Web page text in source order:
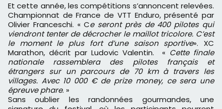
Et cette année, les compétitions s’annoncent relevées.
Championnat de France de VTT Enduro, présenté par
Olivier Franceschi. « Ce seront près de 400 pilotes qui
viendront tenter de décrocher le maillot tricolore. C’est
le moment le plus fort d’une saison sportive». XC
Marathon, décrit par Ludovic Valentin. « Cette finale
nationale rassemblera des pilotes français et
étrangers sur un parcours de 70 km à travers les
villages. Avec 10 000 € de prize money, ce sera une
épreuve phare. »
Sans oublier les randonnées gourmandes, une